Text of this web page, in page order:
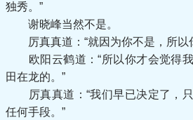
独秀。”
谢晓峰当然不是。
厉真真道：“就因为你不是，所以
欧阳云鹤道：“所以你才会觉得我
田在龙的。”
厉真真道：“我们早已决定了，只
任何手段。”